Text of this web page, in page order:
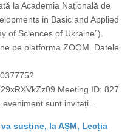
la Academia Națională de
in Basic and Applied
of Sciences of Ukraine”).
pe platforma ZOOM. Datele
Meeting ID: 827
sunt invitați...
susține, la AȘM, Lecția